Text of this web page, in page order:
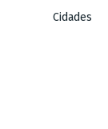
Cidades